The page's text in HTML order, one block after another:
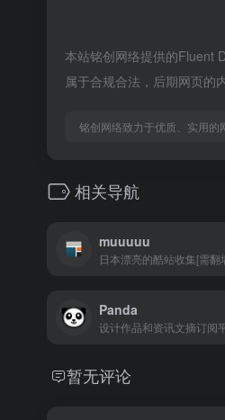
本站铭创网络提供的Fluent
属于合规合法，后期网页的
铭创网络致力于优质、实用的
相关导航
muuuuu
日本漂亮的酷站收集[需翻
Panda
设计作品和资讯文摘订阅
暂无评论